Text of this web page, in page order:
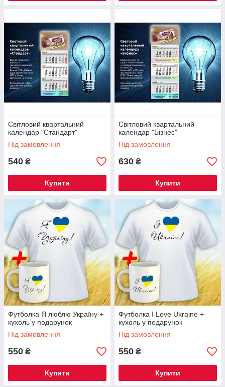
Світловий квартальний
календар "Стандарт"
Під замовлення
540 ₴
Купити
Світловий квартальний
календар "Бізнес"
Під замовлення
630 ₴
Купити
Футболка Я люблю Україну +
кухоль у подарунок
Під замовлення
550 ₴
Купити
Футболка I Love Ukraine +
кухоль у подарунок
Під замовлення
550 ₴
Купити